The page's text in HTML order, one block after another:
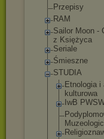
Przepisy
RAM
Sailor Moon -
z Księżyca
Seriale
Śmieszne
STUDIA
Etnologia i
kulturowa
IwB